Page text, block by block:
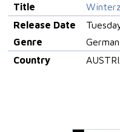
Title
Release Date
Genre
Country